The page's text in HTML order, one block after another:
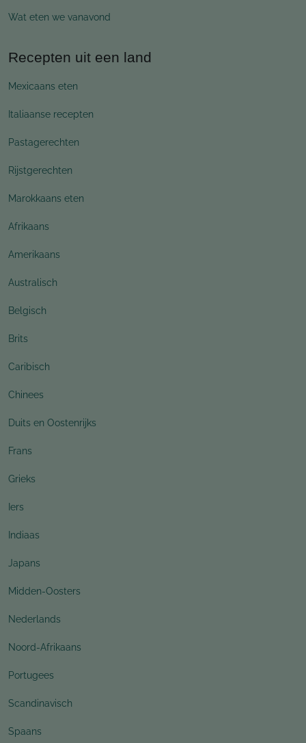
Wat eten we vanavond
Recepten uit een land
Mexicaans eten
Italiaanse recepten
Pastagerechten
Rijstgerechten
Marokkaans eten
Afrikaans
Amerikaans
Australisch
Belgisch
Brits
Caribisch
Chinees
Duits en Oostenrijks
Frans
Grieks
Iers
Indiaas
Japans
Midden-Oosters
Nederlands
Noord-Afrikaans
Portugees
Scandinavisch
Spaans